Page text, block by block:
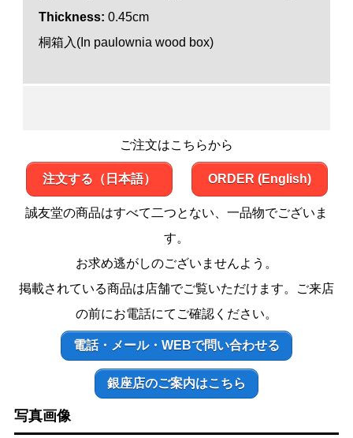
Thickness: 0.45cm
桐箱入(In paulownia wood box)
ご注文はこちらから
注文する（日本語） ORDER (English)
誠友堂の商品はすべて二つとない、一品物でございま
す。
お求め逃がしのございませんよう。
掲載されている商品は店舗でご覧いただけます。ご来店
の前にお電話にてご確認ください。
電話・メール・WEBで問い合わせる
銀座店のご案内はこちら
写真画像